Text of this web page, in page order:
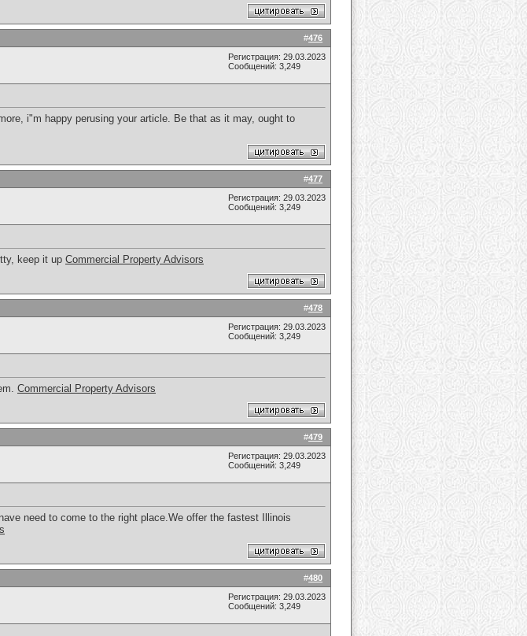
#476
Регистрация: 29.03.2023
Сообщений: 3,249
i"m happy perusing your article. Be that as it may, ought to
#477
Регистрация: 29.03.2023
Сообщений: 3,249
keep it up Commercial Property Advisors
#478
Регистрация: 29.03.2023
Сообщений: 3,249
Commercial Property Advisors
#479
Регистрация: 29.03.2023
Сообщений: 3,249
need to come to the right place.We offer the fastest Illinois
#480
Регистрация: 29.03.2023
Сообщений: 3,249